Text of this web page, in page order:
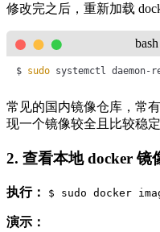
修改完之后，重新加载
bash
$ sudo systemctl daemon-
常见的国内镜像仓库，常
现一个镜像较全且比较稳定
2. 查看本地 docker 镜
执行： $ sudo docker
演示：